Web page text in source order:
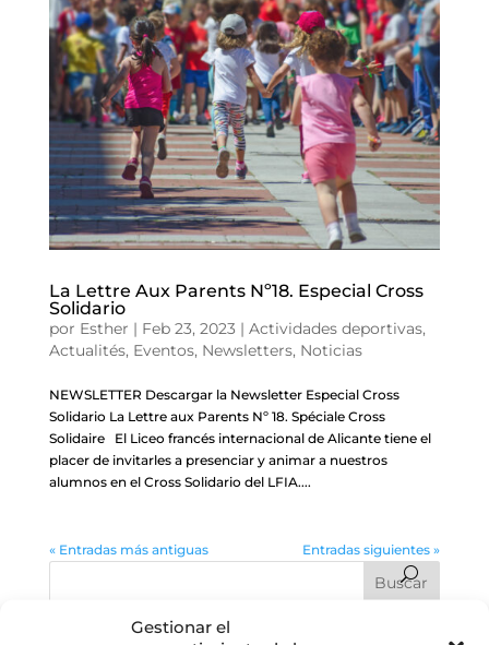
Gestionar el
La Lettre Aux Parents Nº18. Especial Cross
Solidario
por Esther | Feb 23, 2023| Actividades deportivas,
Actualités, Eventos, Newsletters, Noticias
NEWSLETTER Descargar la Newsletter Especial Cross
Solidario La Lettre aux Parents Nº 18. Spéciale Cross
Solidaire El Liceo francés internacional de Alicante tiene el
placer de invitarles a presenciar y animar a nuestros
alumnos en el Cross Solidario del LFIA....
« Entradas más antiguas Entradas siguientes »